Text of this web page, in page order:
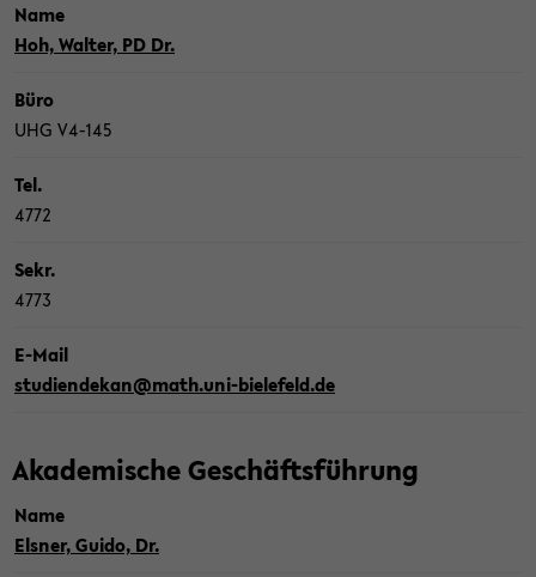
Name
Hoh, Wal­ter, PD Dr.
Büro
UHG V4-​145
Tel.
4772
Sekr.
4773
E-​Mail
stu­di­en­de­kan@math.uni-​bielefeld.de
Aka­de­mi­sche Ge­schäfts­füh­rung
Name
Els­ner, Guido, Dr.